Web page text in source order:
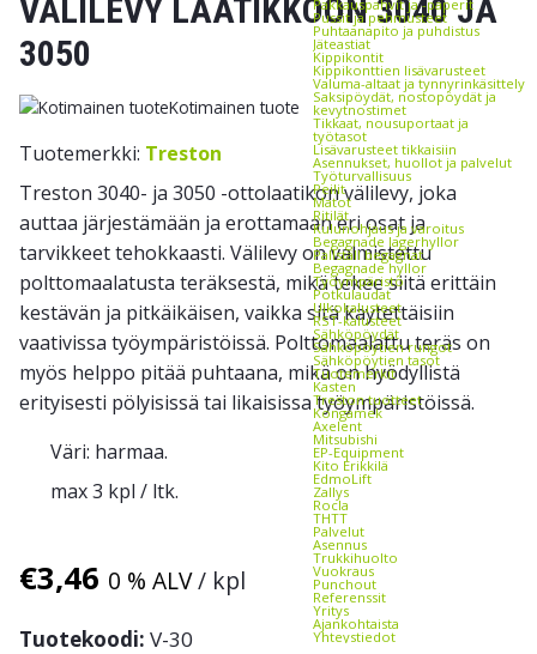
Pakkauspahvit ja -paperit
Pussit ja pehmusteet
Puhtaanapito ja puhdistus
Jäteastiat
Kippikontit
Kippikonttien lisävarusteet
Valuma-altaat ja tynnyrinkäsittely
Saksipöydät, nostopöydät ja
kevytnostimet
Tikkaat, nousuportaat ja
työtasot
Lisävarusteet tikkaisiin
Asennukset, huollot ja palvelut
Työturvallisuus
Peilit
Matot
Ritilät
Kulunohjaus ja varoitus
Begagnade lagerhyllor
Pallställ begagnat
Begagnade hyllor
Työympäristö
Potkulaudat
Ulkokalusteet
RST-kalusteet
Sähköpöydät
Sähköpöytien rungot
Sähköpöytien tasot
Tuotemerkit
Kasten
Treston tuotteet
Kongamek
Axelent
Mitsubishi
EP-Equipment
Kito Erikkilä
EdmoLift
Zallys
Rocla
THTT
Palvelut
Asennus
Trukkihuolto
Vuokraus
Punchout
Referenssit
Yritys
Ajankohtaista
Yhteystiedot
VÄLILEVY LAATIKKOON 3040 JA
3050
Kotimainen tuote
Tuotemerkki: Treston
Treston 3040- ja 3050 -ottolaatikon välilevy, joka
auttaa järjestämään ja erottamaan eri osat ja
tarvikkeet tehokkaasti. Välilevy on valmistettu
polttomaalatusta teräksestä, mikä tekee siitä erittäin
kestävän ja pitkäikäisen, vaikka sitä käytettäisiin
vaativissa työympäristöissä. Polttomaalattu teräs on
myös helppo pitää puhtaana, mikä on hyödyllistä
erityisesti pölyisissä tai likaisissa työympäristöissä.
Väri: harmaa.
max 3 kpl / ltk.
€3,46 0 % ALV/ kpl
Tuotekoodi: V-30